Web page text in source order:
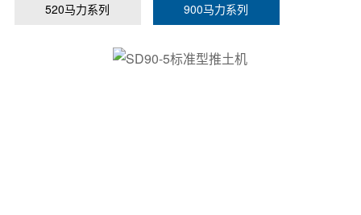
520马力系列 900马力系列